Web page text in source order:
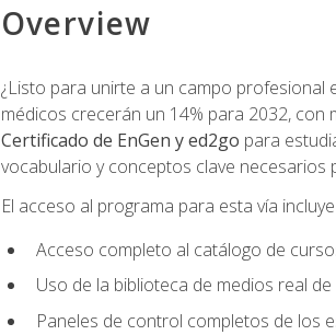
Overview
¿Listo para unirte a un campo profesional
médicos crecerán un 14% para 2032,
Certificado de EnGen y ed2go para
vocabulario y conceptos clave
El acceso al programa para esta vía
Acceso completo al catálogo de
Uso de la biblioteca de medios real
Paneles de control completos de los